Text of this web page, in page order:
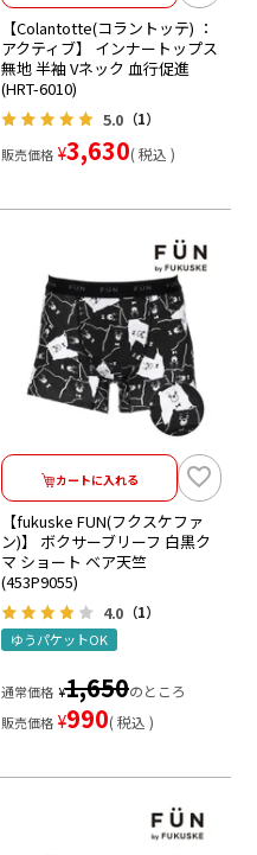
【Colantotte(コラントッテ) ：
アクティブ】 インナートップス
無地 半袖 Vネック 血行促進
(HRT-6010)
5.0 （1）
販売価格 ¥3,630 税込
カートに入れる
【fukuske FUN(フクスケファ
ン)】 ボクサーブリーフ 白黒ク
マ ショート ベア天竺
(453P9055)
4.0 （1）
ゆうパケットOK
通常価格 ¥1,650のところ
販売価格 ¥990 税込